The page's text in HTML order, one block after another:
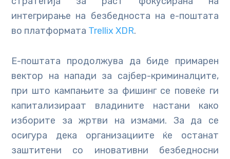
интегрирање на безбедноста на е-поштата
во платформата Trellix XDR.
Е-поштата продолжува да биде примарен
вектор на напади за сајбер-криминалците,
при што кампањите за фишинг се повеќе ги
капитализираат владините настани како
изборите за жртви на измами. За да се
осигура дека организациите ќе останат
заштитени со иновативни безбедносни